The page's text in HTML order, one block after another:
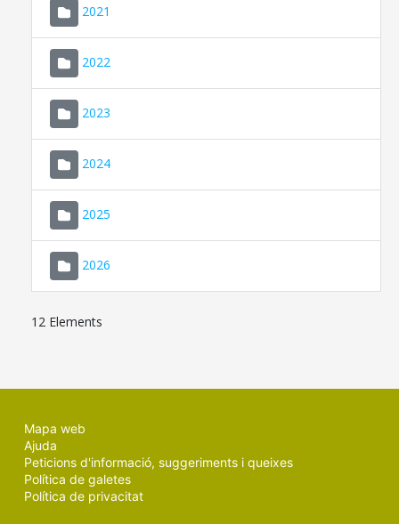
2021
2022
2023
2024
2025
2026
12 Elements
Mapa web
Ajuda
Peticions d'informació, suggeriments i queixes
Política de galetes
Política de privacitat